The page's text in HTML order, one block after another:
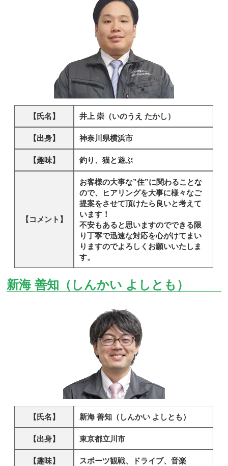
【氏名】 井上 崇（いのうえ たかし）
【出身】 神奈川県横浜市
【趣味】 釣り、猫と遊ぶ
【コメント】
お客様の大事な”住”に関わることな
ので、ヒアリングを大事に様々なご
提案をさせて頂けたら良いと考えて
います！
不安もあると思いますのでできる限
り丁寧で迅速な対応を心がけてまい
りますのでよろしくお願いいたしま
す。
新海 善知（しんかい よしとも）
【氏名】 新海 善知（しんかい よしとも）
【出身】 東京都立川市
【趣味】 スポーツ観戦、ドライブ、音楽